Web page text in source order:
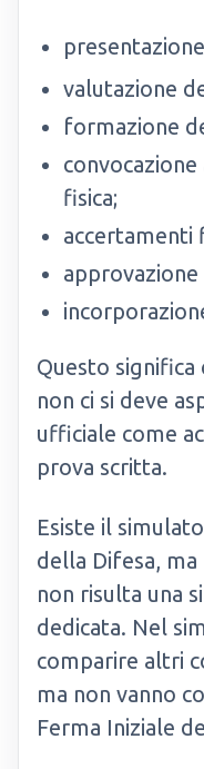
valutazione
formazione
fisica;
accertamenti
Questo significa
non ci si deve
ufficiale come
prova scritta.
Esiste il
della Difesa,
non risulta una
dedicata. Nel
comparire altri
ma non vanno
Ferma Iniziale